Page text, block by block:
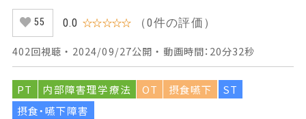
55 0.0 ☆☆☆☆☆ （0件の評価）
402回視聴 ・ 2024/09/27公開 ・ 動画時間：20分32秒
PT 内部障害理学療法 OT 摂食嚥下
ST
摂食・嚥下障害